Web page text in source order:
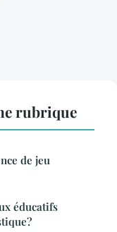
rubrique
de jeu
éducatifs